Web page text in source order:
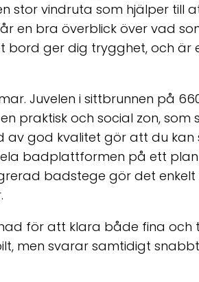
stor vindruta som hjälper till
en bra överblick över vad
bord ger dig trygghet, och är
Juvelen i sittbrunnen på
praktisk och social zon, som
av god kvalitet gör att du kan
badplattformen på ett
badstege gör det
för att klara både fina och
men svarar samtidigt